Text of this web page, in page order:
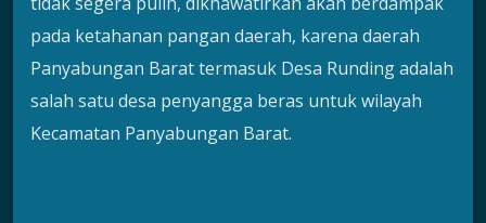
pada ketahanan pangan daerah, karena daerah
Panyabungan Barat termasuk Desa Runding adalah
salah satu desa penyangga beras untuk wilayah
Kecamatan Panyabungan Barat.